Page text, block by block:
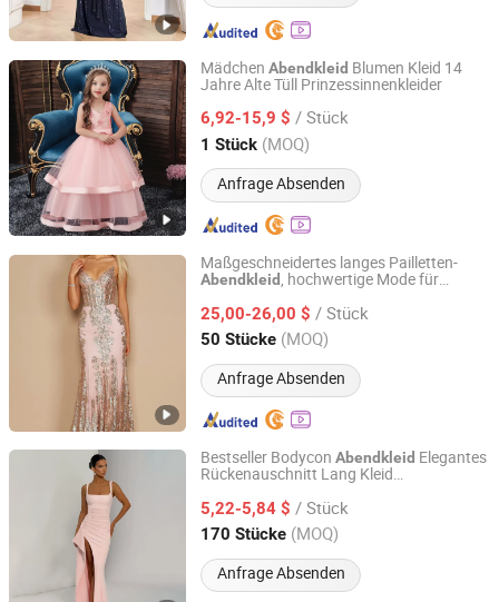
Mädchen Abendkleid Blumen Kleid 14
Jahre Alte Tüll Prinzessinnenkleider
6,92-15,9 $ / Stück
1 Stück (MOQ)
Anfrage Absenden
Suzhou Gilka Trading Co., Ltd.
Jiangsu, China Seit 2022
Maßgeschneidertes langes Pailletten-
Abendkleid , hochwertige Mode für
Teppich
25,00-26,00 $ / Stück
50 Stücke (MOQ)
Anfrage Absenden
Guangzhou Panyu district south village Jinluoxuan
clothing factory
Guangdong, China
Bestseller Bodycon Abendkleid Elegantes
Rückenauschnitt Lang Kleid
5,22-5,84 $ / Stück
170 Stücke (MOQ)
Anfrage Absenden
GOOD SELLER CO.,LTD
Zhejiang, China Seit 2010